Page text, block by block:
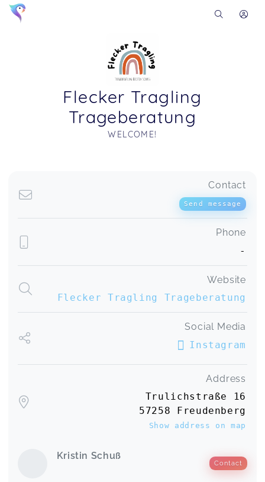
Flecker Tragling
Trageberatung
WELCOME!
Contact
Send message
Phone
-
Website
Flecker Tragling Trageberatung
Social Media
Instagram
Address
Trulichstraße 16
57258 Freudenberg
Show address on map
Kristin Schuß
Contact